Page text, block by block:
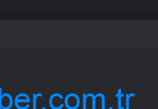
deste para buldu